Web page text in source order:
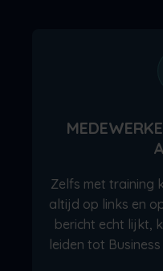
Zelfs met training
altijd op links en
bericht echt lijkt,
leiden tot Business